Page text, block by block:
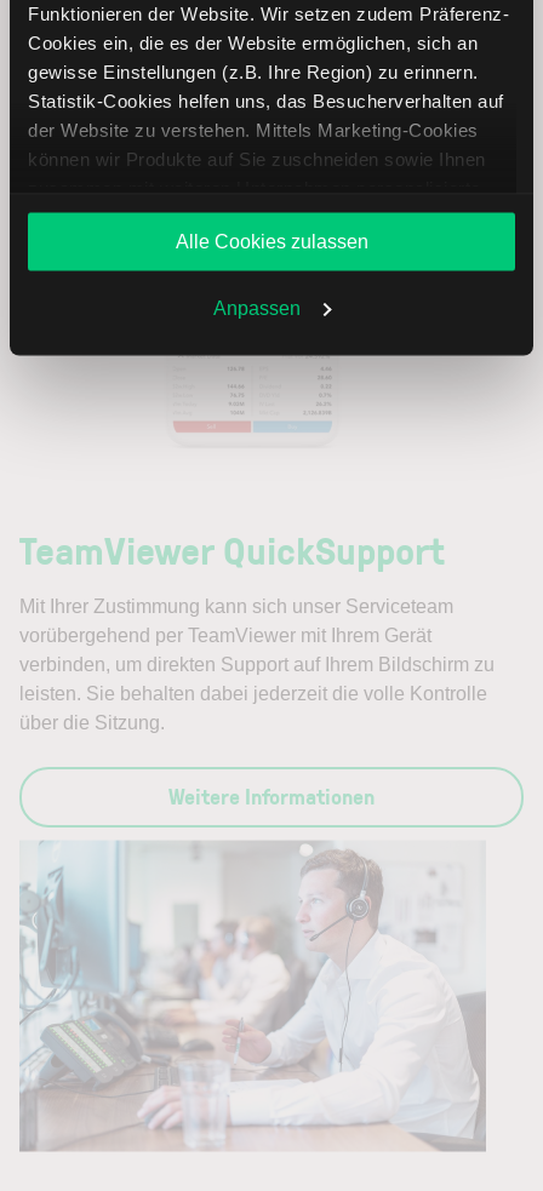
Funktionieren der Website. Wir setzen zudem Präferenz-
Cookies ein, die es der Website ermöglichen, sich an
gewisse Einstellungen (z.B. Ihre Region) zu erinnern.
Statistik-Cookies helfen uns, das Besucherverhalten auf
der Website zu verstehen. Mittels Marketing-Cookies
können wir Produkte auf Sie zuschneiden sowie Ihnen
Angebote unterbreiten. Sie entscheiden, welche Cookies
Sie zulassen oder ablehnen. Ihre Entscheidung können
Sie jederzeit in denCookie-Einstellungenändern.
Weitere Infos auch in unsererDatenschutzerklärung
Alle Cookies zulassen
Anpassen
Weitere Informationen
TeamViewer QuickSupport
Mit Ihrer Zustimmung kann sich unser Serviceteam
vorübergehend per TeamViewer mit Ihrem Gerät
verbinden, um direkten Support auf Ihrem Bildschirm zu
leisten. Sie behalten dabei jederzeit die volle Kontrolle
über die Sitzung.
Weitere Informationen